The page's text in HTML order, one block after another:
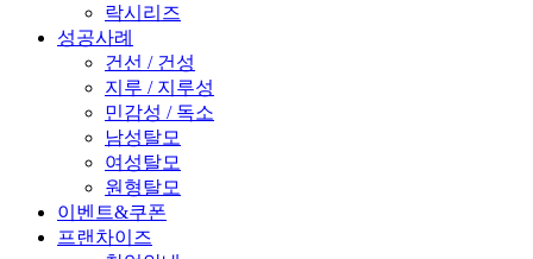
락시리즈
성공사례
건선 / 건성
지루 / 지루성
민감성 / 독소
남성탈모
여성탈모
원형탈모
이벤트&쿠폰
프랜차이즈